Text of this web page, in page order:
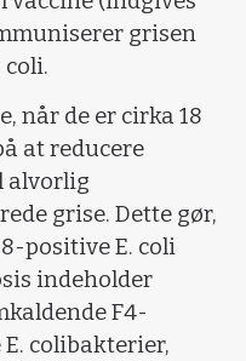
grisen
coli.
når de er cirka 18
at reducere
alvorlig
grise. Dette gør,
positive E. coli
indeholder
F4-
colibakterier,